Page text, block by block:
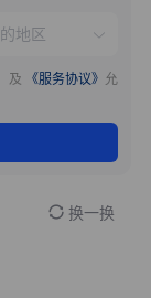
及 《服务协议》 允
换一换